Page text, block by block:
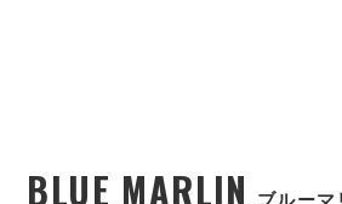
BLUE MARLIN ブルーマ